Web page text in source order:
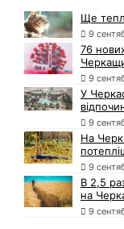
Ще
9
76
9
У
9
На
9
В 2,5
на
9